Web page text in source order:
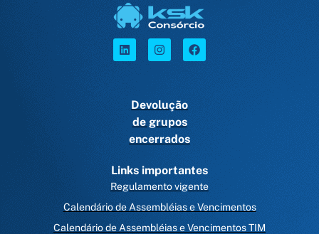
Devolução
de grupos
encerrados
Links importantes
Regulamento vigente
Calendário de Assembléias e Vencimentos
Calendário de Assembléias e Vencimentos TIM